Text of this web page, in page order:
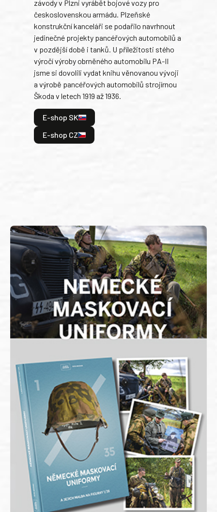
závody v Plzni vyrábět bojové vozy pro
československou armádu. Plzeňské
konstrukční kanceláři se podařilo navrhnout
jedinečné projekty pancéřových automobilů a
v pozdější době i tanků. U příležitosti stého
výročí výroby obrněného automobilu PA-II
jsme si dovolili vydat knihu věnovanou vývoji
a výrobě pancéřových automobilů strojírnou
Škoda v letech 1919 až 1936.
E-shop SK
E-shop CZ